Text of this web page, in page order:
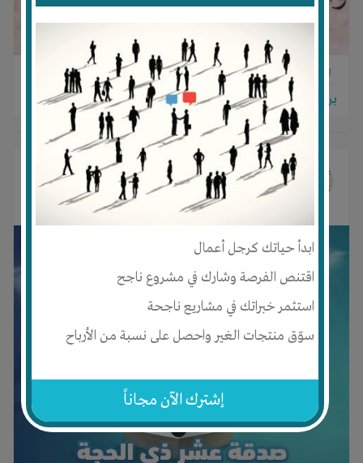
ابدأ حياتك كرجل أعمال
اقتنص الفرصة وشارك في مشروع ناجح
استثمر خبراتك في مشاريع ناجحة
سوّق منتجات الغير واحصل على نسبة من الأرباح
إشترك الآن مجاناً
0
برجاء تسجيل الدخول للتواصل!
خالد الأحمدي غير صورته الشخصية
منذ 2 سنوات